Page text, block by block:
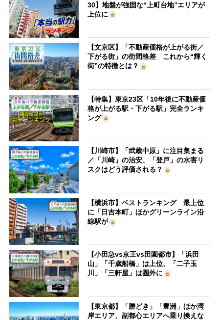
30】地盤が強固な“上町台地”エリアが
上位に
【文京区】「不動産価格が上がる街／
下がる街」の街間格差 これから“輝く
街”の特徴とは？
【特集】東京23区「10年後に不動産価
格が上がる駅・下がる駅」完全ランキ
ング
【川崎市】「武蔵中原」に注目集まる
／「川崎」の治安、「登戸」の水害リ
スクはどう評価される？
【横浜市】ベストランキング 最上位
に「日吉本町」ほかグリーンライン沿
線駅が
【小田急vs京王vs田園都市】「浜田
山」「千歳船橋」は上位、「二子玉
川」「三軒屋」は圏外に
【東京都】「勝どき」「豊洲」ほか湾
岸エリア、副都心エリアへ乗り換えな